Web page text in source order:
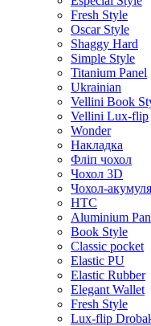
Fresh Style
Oscar Style
Shaggy Hard
Simple Style
Titanium Panel
Ukrainian
Vellini Book
Vellini Lux-flip
Wonder
Накладка
Фліп чохол
Чохол 3D
Чохол-
HTC
Aluminium
Book Style
Classic pocket
Elastic PU
Elastic Rubber
Elegant Wallet
Fresh Style
Lux-flip